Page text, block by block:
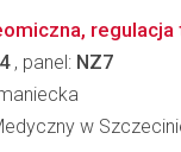
, panel: NZ7
w